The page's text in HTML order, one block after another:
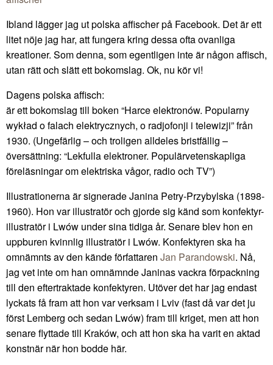
Ibland lägger jag ut polska affischer på Facebook. Det är ett
litet nöje jag har, att fungera kring dessa ofta ovanliga
kreationer. Som denna, som egentligen inte är någon affisch,
utan rätt och slätt ett bokomslag. Ok, nu kör vi!
Dagens polska affisch:
är ett bokomslag till boken “Harce elektronów. Popularny
wykład o falach elektrycznych, o radjofonji i telewizji” från
1930. (Ungefärlig – och troligen alldeles bristfällig –
översättning: “Lekfulla elektroner. Populärvetenskapliga
föreläsningar om elektriska vågor, radio och TV”)
Illustrationerna är signerade Janina Petry-Przybylska (1898-
1960). Hon var illustratör och gjorde sig känd som konfektyr-
illustratör i Lwów under sina tidiga år. Senare blev hon en
uppburen kvinnlig illustratör i Lwów. Konfektyren ska ha
omnämnts av den kände författaren Jan Parandowski. Nå,
jag vet inte om han omnämnde Janinas vackra förpackning
till den eftertraktade konfektyren. Utöver det har jag endast
lyckats få fram att hon var verksam i Lviv (fast då var det ju
först Lemberg och sedan Lwów) fram till kriget, men att hon
senare flyttade till Kraków, och att hon ska ha varit en aktad
konstnär när hon bodde här.